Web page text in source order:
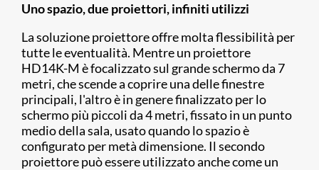
Uno spazio, due proiettori, infiniti utilizzi
La soluzione proiettore offre molta flessibilità per
tutte le eventualità. Mentre un proiettore
HD14K-M è focalizzato sul grande schermo da 7
metri, che scende a coprire una delle finestre
principali, l'altro è in genere finalizzato per lo
schermo più piccoli da 4 metri, fissato in un punto
medio della sala, usato quando lo spazio è
configurato per metà dimensione. Il secondo
proiettore può essere utilizzato anche come un